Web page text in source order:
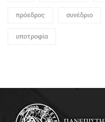
πρόεδρος συνέδριο
υποτροφία